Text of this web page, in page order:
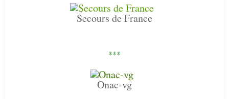
Secours de France
***
Onac-vg